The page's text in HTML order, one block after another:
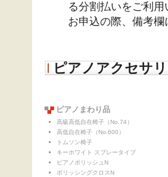
る分割払いをご利
お申込の際、備考
ピアノアクセサ
ピアノまわり品
高級高低自在椅子（No.74）
高低自在椅子（No.600）
トムソン椅子
キーホワイト スプレータイプ
ピアノポリッシュN
ポリッシングクロスN